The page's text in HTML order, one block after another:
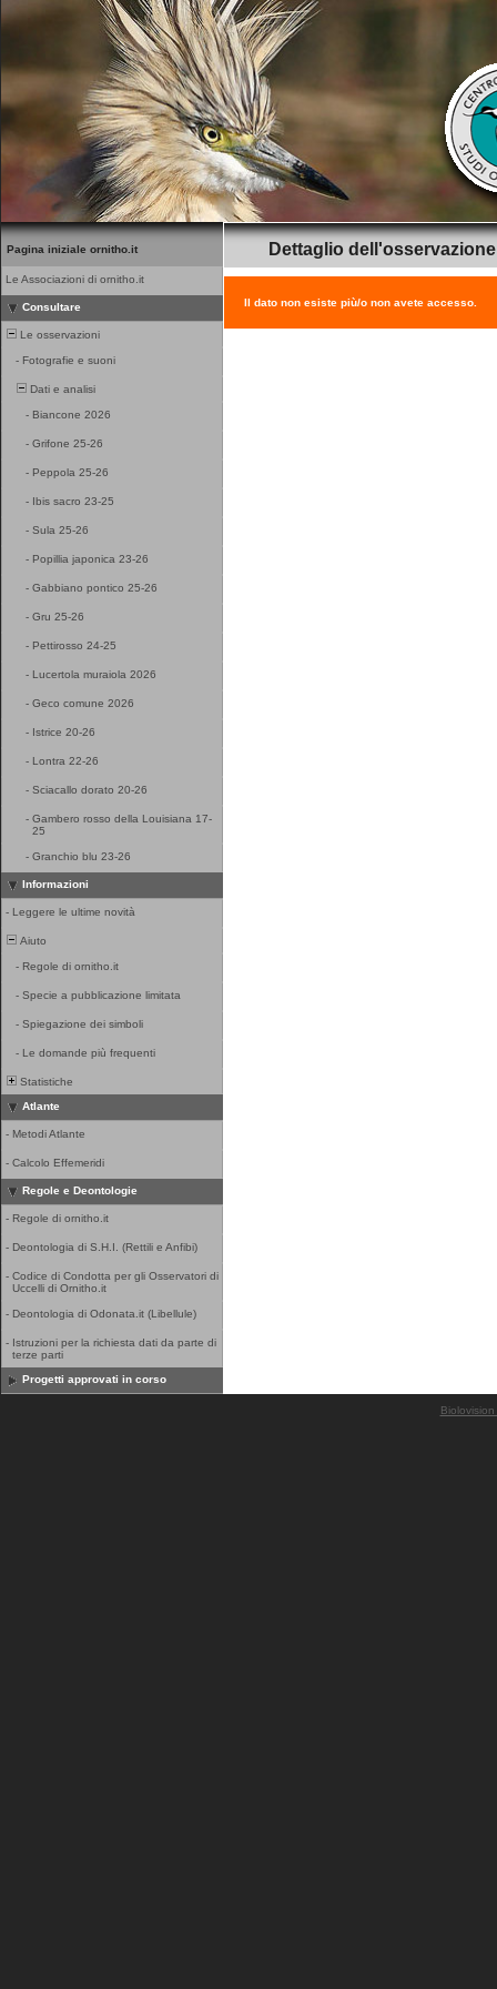
Pagina iniziale ornitho.it
Le Associazioni di ornitho.it
Consultare
Le osservazioni
- Fotografie e suoni
Dati e analisi
- Biancone 2026
- Grifone 25-26
- Peppola 25-26
- Ibis sacro 23-25
- Sula 25-26
- Popillia japonica 23-26
- Gabbiano pontico 25-26
- Gru 25-26
- Pettirosso 24-25
- Lucertola muraiola 2026
- Geco comune 2026
- Istrice 20-26
- Lontra 22-26
- Sciacallo dorato 20-26
- Gambero rosso della Louisiana 17-
25
- Granchio blu 23-26
Informazioni
- Leggere le ultime novità
Aiuto
- Regole di ornitho.it
- Specie a pubblicazione limitata
- Spiegazione dei simboli
- Le domande più frequenti
Statistiche
Atlante
- Metodi Atlante
- Calcolo Effemeridi
Regole e Deontologie
- Regole di ornitho.it
- Deontologia di S.H.I. (Rettili e Anfibi)
- Codice di Condotta per gli Osservatori di
Uccelli di Ornitho.it
- Deontologia di Odonata.it (Libellule)
- Istruzioni per la richiesta dati da parte di
terze parti
Progetti approvati in corso
Dettaglio dell'osservazione
Il dato non esiste più/o non avete accesso.
Biolovision